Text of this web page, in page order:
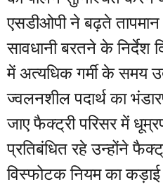
एसडीओपी ने बढ़ते
सावधानी बरतने के निर्देश
में अत्यधिक गर्मी के समय
ज्वलनशील पदार्थ का
जाए फैक्ट्री परिसर में
प्रतिबंधित रहे उन्होंने
विस्फोटक नियम का